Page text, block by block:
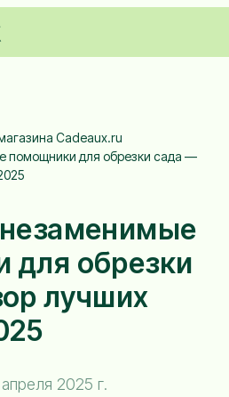
Cadeaux.ru
помощники для обрезки сада —
для обрезки
лучших
2025 г.